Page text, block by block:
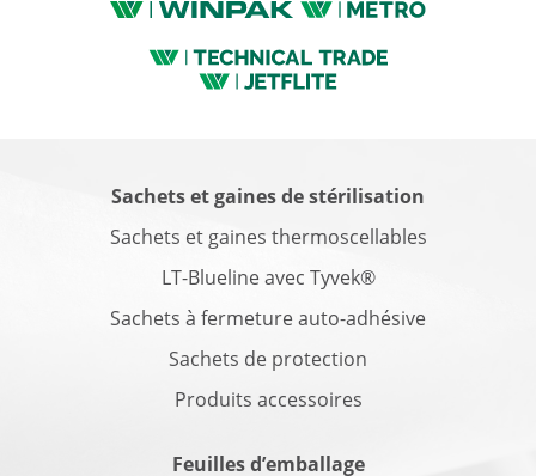
Sachets et gaines de stérilisation
Sachets et gaines thermoscellables
LT-Blueline avec Tyvek®
Sachets à fermeture auto-adhésive
Sachets de protection
Produits accessoires
Feuilles d’emballage